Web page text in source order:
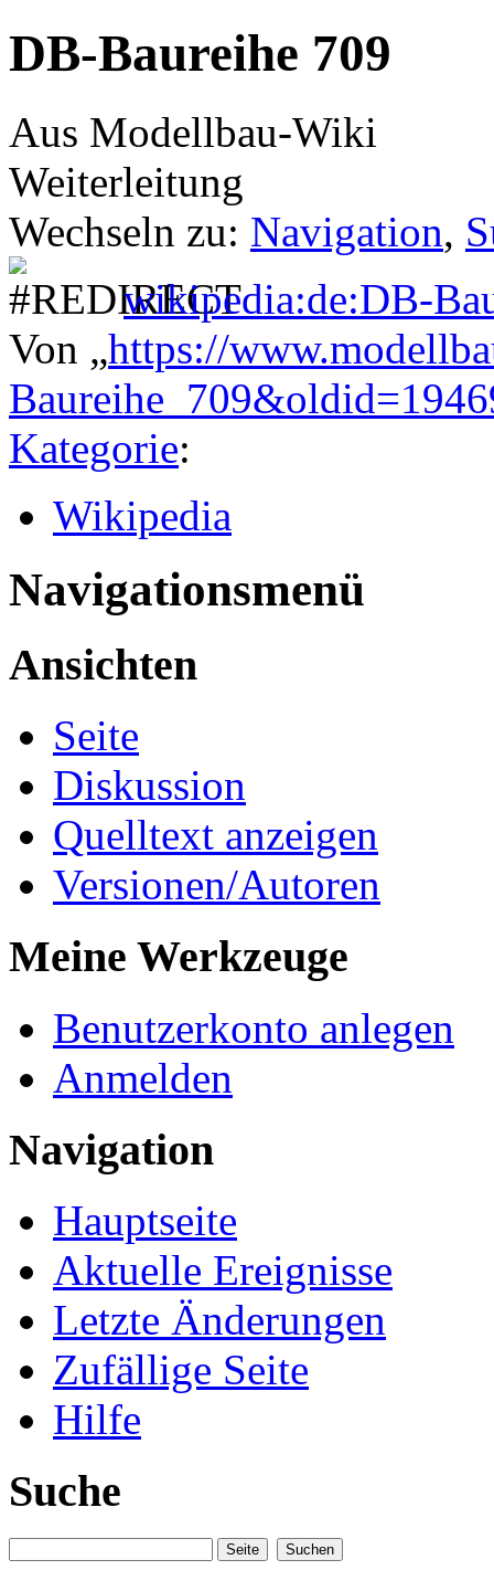
DB-Baureihe 709
Aus Modellbau-Wiki
Weiterleitung
Wechseln zu: Navigation,
wikipedia:de:DB-
Von „https://
Kategorie:
Wikipedia
Navigationsmenü
Ansichten
Seite
Diskussion
Quelltext anzeigen
Versionen/Autoren
Meine Werkzeuge
Benutzerkonto anlegen
Anmelden
Navigation
Hauptseite
Aktuelle Ereignisse
Letzte Änderungen
Zufällige Seite
Hilfe
Suche